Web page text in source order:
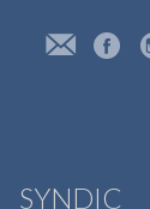
SYNDIC